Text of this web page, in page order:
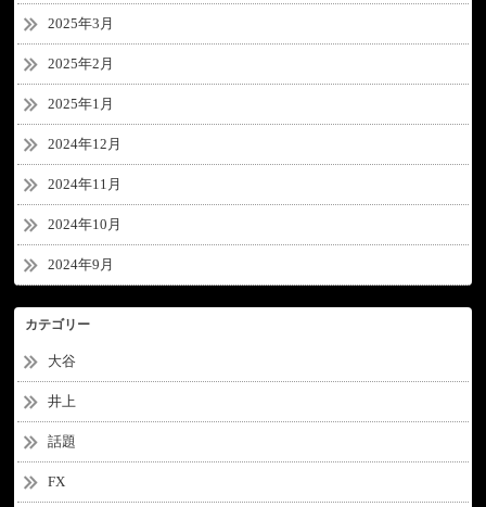
2025年3月
2025年2月
2025年1月
2024年12月
2024年11月
2024年10月
2024年9月
カテゴリー
大谷
井上
話題
FX